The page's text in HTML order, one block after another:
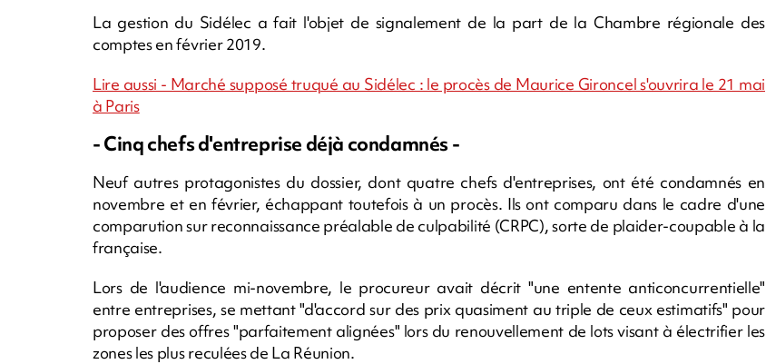
La gestion du Sidélec a fait l'objet de signalement de la part de la Chambre régionale des
comptes en février 2019.
Lire aussi - Marché supposé truqué au Sidélec : le procès de Maurice Gironcel s'ouvrira le 21 mai
à Paris
- Cinq chefs d'entreprise déjà condamnés -
Neuf autres protagonistes du dossier, dont quatre chefs d'entreprises, ont été condamnés en
novembre et en février, échappant toutefois à un procès. Ils ont comparu dans le cadre d'une
comparution sur reconnaissance préalable de culpabilité (CRPC), sorte de plaider-coupable à la
française.
Lors de l'audience mi-novembre, le procureur avait décrit "une entente anticoncurrentielle"
entre entreprises, se mettant "d'accord sur des prix quasiment au triple de ceux estimatifs" pour
proposer des offres "parfaitement alignées" lors du renouvellement de lots visant à électrifier les
zones les plus reculées de La Réunion.